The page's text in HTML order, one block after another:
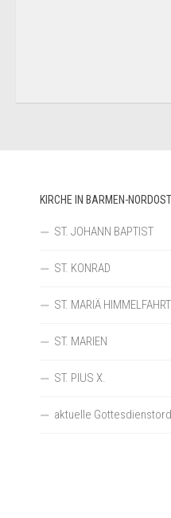
KIRCHE IN BARMEN-NORDOST
ST. JOHANN BAPTIST
ST. KONRAD
ST. MARIÄ HIMMELFAHRT
ST. MARIEN
ST. PIUS X.
aktuelle